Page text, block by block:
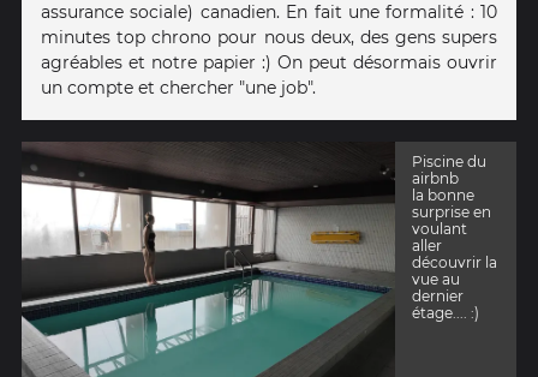
assurance sociale) canadien. En fait une formalité : 10
minutes top chrono pour nous deux, des gens supers
agréables et notre papier :) On peut désormais ouvrir
un compte et chercher "une job".
Piscine du
airbnb
la bonne
surprise en
voulant
aller
découvrir la
vue au
dernier
étage.... :)